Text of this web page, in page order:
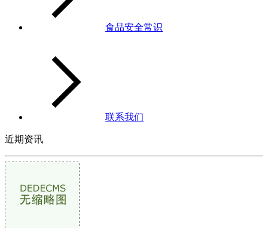
食品安全常识
联系我们
近期资讯